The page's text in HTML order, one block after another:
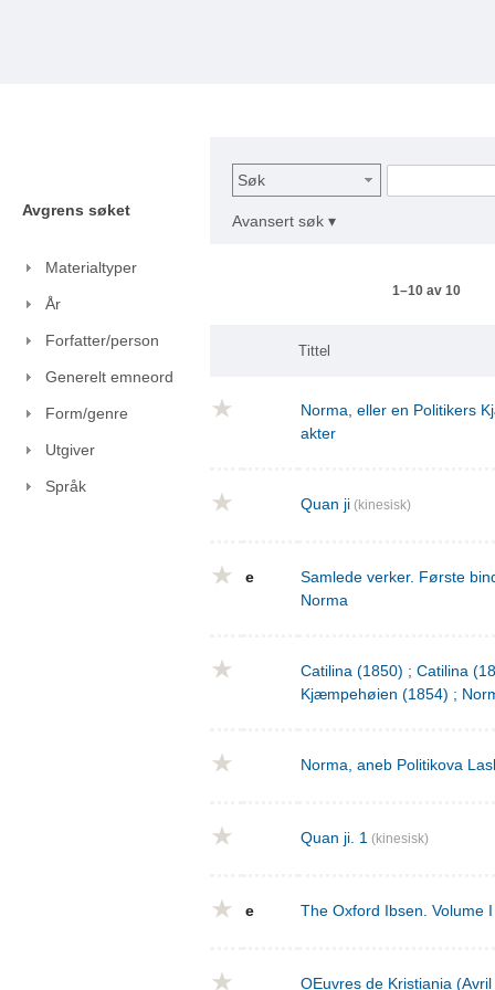
Avgrens søket
Materialtyper
År
Forfatter/person
Generelt emneord
Form/genre
Utgiver
Språk
Søk
Avansert søk ▾
1–10 av 10
Tittel
Norma, eller en Politikers
akter
Quan ji (kinesisk)
e
Samlede verker. Første
Norma
Catilina (1850) ; Catilina
Kjæmpehøien (1854) ;
Norma, aneb Politikova
Quan ji. 1 (kinesisk)
e The Oxford Ibsen. Volume
OEuvres de Kristiania